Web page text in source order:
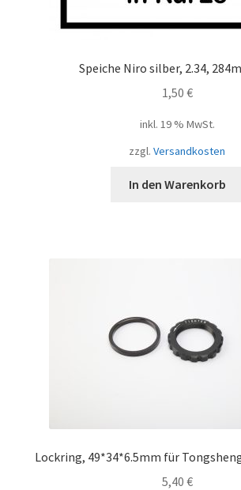
Speiche Niro silber, 2.34,
1,50 €
inkl. 19 % MwSt.
zzgl. Versandkosten
In den Warenkorb
Lockring, 49*34*6.5mm für
5,40 €